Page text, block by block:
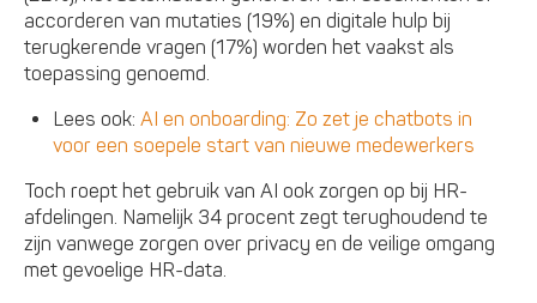
accorderen van mutaties (19%) en digitale hulp bij
terugkerende vragen (17%) worden het vaakst als
toepassing genoemd.
Lees ook:AI en onboarding: Zo zet je chatbots in
voor een soepele start van nieuwe medewerkers
Toch roept het gebruik van AI ook zorgen op bij HR-
afdelingen. Namelijk 34 procent zegt terughoudend te
zijn vanwege zorgen over privacy en de veilige omgang
met gevoelige HR-data.